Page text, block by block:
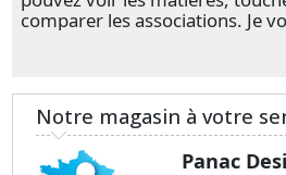
comparer les associations. Je
personnellement pour parler
transformer vos premières
Notre magasin à votre
Panac